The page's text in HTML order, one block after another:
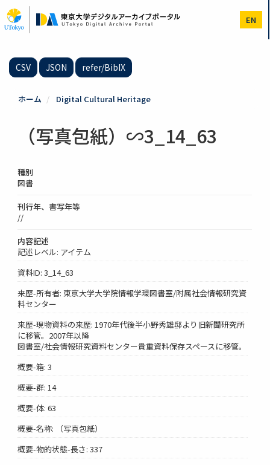
イ
ン
EN
CSV JSON refer/BibIX
ホーム Digital Cultural Heritage
（写真包紙）∽3_14_63
種別
図書
刊行年、書写年等
//
内容記述
記述レベル: アイテム
資料ID: 3_14_63
来歴-所有者: 東京大学大学院情報学環図書室/附属社会情報研究資
料センター
来歴-現物資料の来歴: 1970年代後半小野秀雄邸より旧新聞研究所
に移管。2007年以降
図書室/社会情報研究資料センター貴重資料保存スペースに移管。
概要-箱: 3
概要-群: 14
概要-体: 63
概要-名称: （写真包紙）
概要-物的状態-長さ: 337